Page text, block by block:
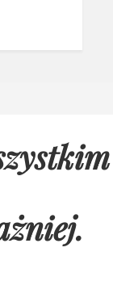
.